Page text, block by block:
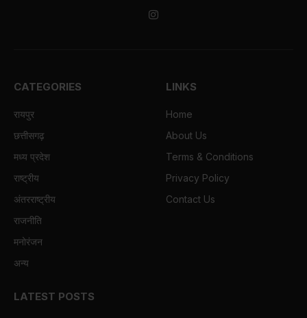
Instagram
CATEGORIES
रायपुर
छत्तीसगढ़
मध्य प्रदेश
राष्ट्रीय
अंतरराष्ट्रीय
राजनीति
मनोरंजन
अन्य
LINKS
Home
About Us
Terms & Conditions
Privacy Policy
Contact Us
LATEST POSTS